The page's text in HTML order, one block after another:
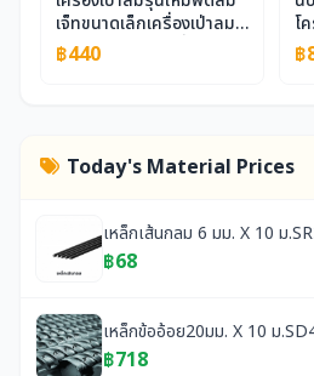
เจ็ทขนาดเล็กเครื่องเป่าลม
แบบชาร์จไฟได้เครื่องเป่า
ลมไฟฟ้าทรงพลังไร้สาย 2
สะอาดสวน zchw0927
฿440
โ
฿
Today's Material Prices
เหล็กเส้นกลม 6
฿68
เหล็กข้ออ้อย20มม. X 10 ม
฿718